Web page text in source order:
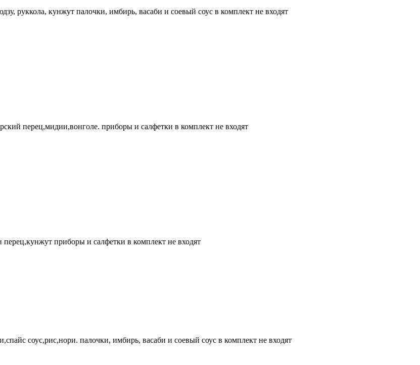
руккола, кунжут палочки, имбирь, васаби и соевый соус в комплект не входят
перец,мидии,вонголе. приборы и салфетки в комплект не входят
перец,кунжут приборы и салфетки в комплект не входят
соус,рис,нори. палочки, имбирь, васаби и соевый соус в комплект не входят